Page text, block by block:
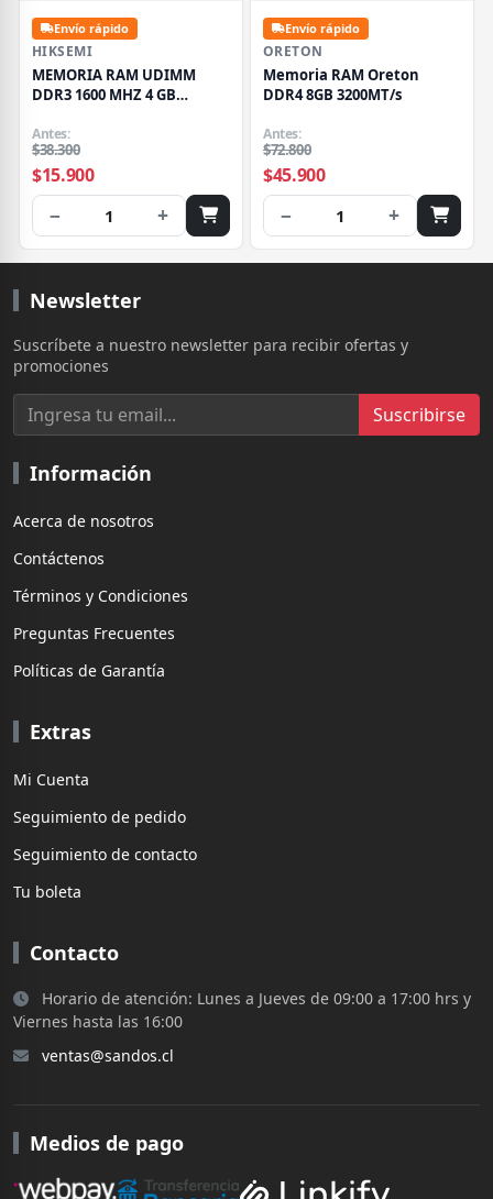
Envío rápido
HIKSEMI
MEMORIA RAM UDIMM
DDR3 1600 MHZ 4 GB
Antes:
$38.300
$15.900
− 1 +
Envío rápido
ORETON
Memoria RAM Oreton
DDR4 8GB 3200MT/s
Antes:
$72.800
$45.900
− 1 +
Newsletter
Suscríbete a nuestro newsletter para recibir ofertas y
promociones
Suscribirse
Información
Acerca de nosotros
Contáctenos
Términos y Condiciones
Preguntas Frecuentes
Políticas de Garantía
Extras
Mi Cuenta
Seguimiento de pedido
Seguimiento de contacto
Tu boleta
Contacto
Horario de atención: Lunes a Jueves de 09:00 a 17:00 hrs y
Viernes hasta las 16:00
ventas@sandos.cl
Medios de pago